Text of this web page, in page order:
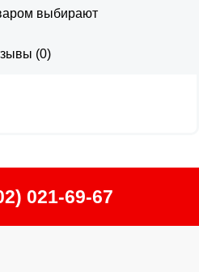
выбирают
(0)
021-69-67